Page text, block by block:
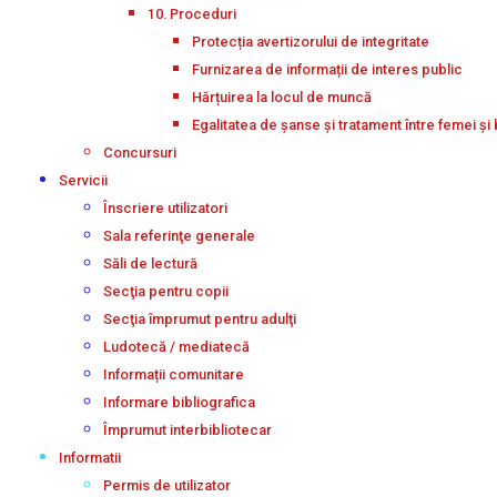
10. Proceduri
Protecția avertizorului de integritate
Furnizarea de informații de interes public
Hărțuirea la locul de muncă
Egalitatea de șanse și tratament între femei și
Concursuri
Servicii
Înscriere utilizatori
Sala referinţe generale
Săli de lectură
Secţia pentru copii
Secţia împrumut pentru adulţi
Ludotecă / mediatecă
Informații comunitare
Informare bibliografica
Împrumut interbibliotecar
Informatii
Permis de utilizator